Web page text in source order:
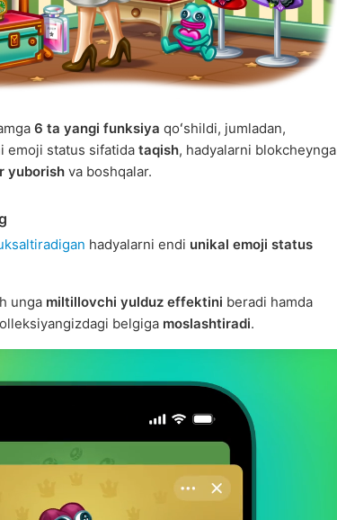
6 ta yangi funksiya qoʻshildi, jumladan,
emoji status sifatida taqish, hadyalarni blokcheynga
yuborish va boshqalar.
hadyalarni endi unikal emoji status
unga miltillovchi yulduz effektini beradi hamda
belgiga moslashtiradi.